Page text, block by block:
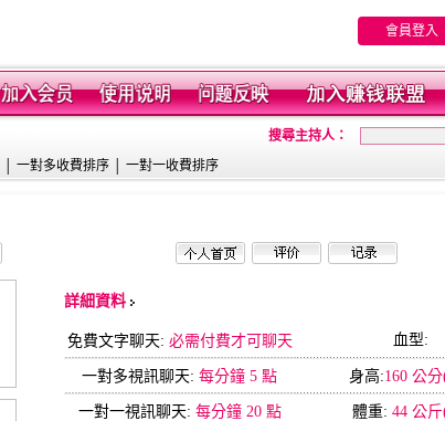
會員登入
搜尋主持人：
一對多收費排序 一對一收費排序
詳細資料
免費文字聊天: 必需付費才可聊天 血型:
一對多視訊聊天: 每分鐘 5 點 身高:160 公
一對一視訊聊天: 每分鐘 20 點 體重: 44 公